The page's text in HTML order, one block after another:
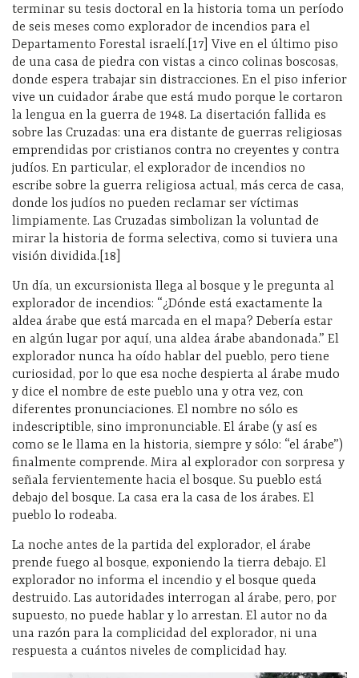
terminar su tesis doctoral en la historia toma un período
de seis meses como explorador de incendios para el
Departamento Forestal israelí.[17] Vive en el último piso
de una casa de piedra con vistas a cinco colinas boscosas,
donde espera trabajar sin distracciones. En el piso inferior
vive un cuidador árabe que está mudo porque le cortaron
la lengua en la guerra de 1948. La disertación fallida es
sobre las Cruzadas: una era distante de guerras religiosas
emprendidas por cristianos contra no creyentes y contra
judíos. En particular, el explorador de incendios no
escribe sobre la guerra religiosa actual, más cerca de casa,
donde los judíos no pueden reclamar ser víctimas
limpiamente. Las Cruzadas simbolizan la voluntad de
mirar la historia de forma selectiva, como si tuviera una
visión dividida.[18]
Un día, un excursionista llega al bosque y le pregunta al
explorador de incendios: “¿Dónde está exactamente la
aldea árabe que está marcada en el mapa? Debería estar
en algún lugar por aquí, una aldea árabe abandonada.” El
explorador nunca ha oído hablar del pueblo, pero tiene
curiosidad, por lo que esa noche despierta al árabe mudo
y dice el nombre de este pueblo una y otra vez, con
diferentes pronunciaciones. El nombre no sólo es
indescriptible, sino impronunciable. El árabe (y así es
como se le llama en la historia, siempre y sólo: “el árabe”)
finalmente comprende. Mira al explorador con sorpresa y
señala fervientemente hacia el bosque. Su pueblo está
debajo del bosque. La casa era la casa de los árabes. El
pueblo lo rodeaba.
La noche antes de la partida del explorador, el árabe
prende fuego al bosque, exponiendo la tierra debajo. El
explorador no informa el incendio y el bosque queda
destruido. Las autoridades interrogan al árabe, pero, por
supuesto, no puede hablar y lo arrestan. El autor no da
una razón para la complicidad del explorador, ni una
respuesta a cuántos niveles de complicidad hay.